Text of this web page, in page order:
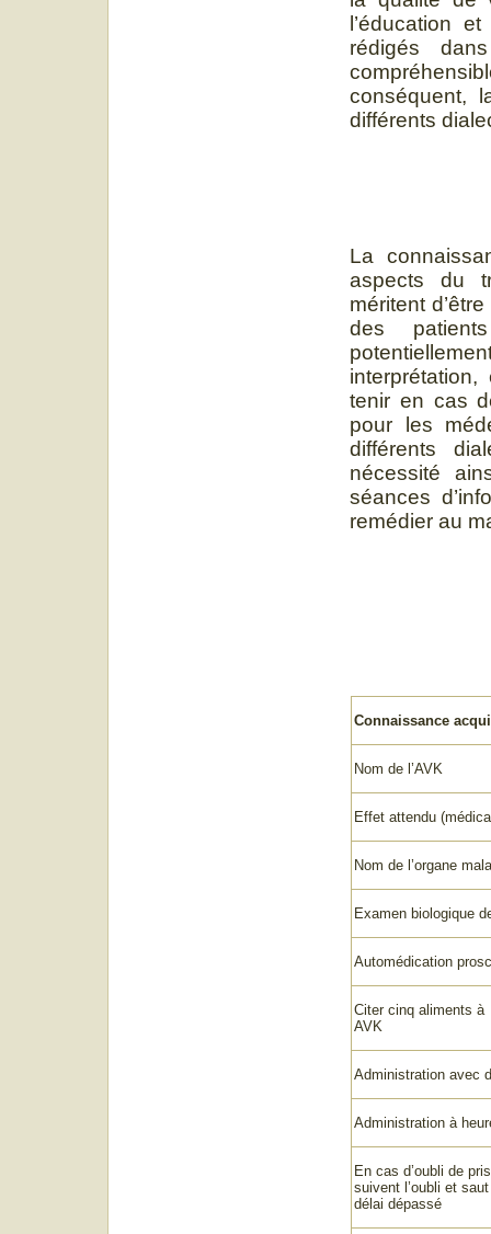
l’éducation
rédigés
conséquent,
différents
La
aspects du
méritent
des
tenir en cas
pour les
différents
nécessité
séances
remédier au
Connaissance
Nom de l’AVK
Effet attendu
Nom de l’organe
Examen biologique
Automédication
Citer cinq aliments
AVK
Administration avec
Administration à
En cas d’oubli de
suivent l’oubli et
délai dépassé